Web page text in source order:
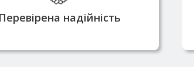
Перевірена надійність
металопрокату